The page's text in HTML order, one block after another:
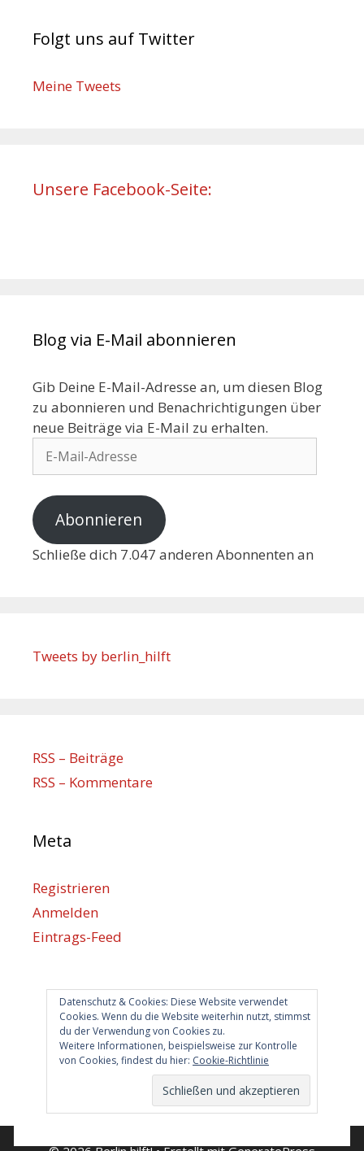
Folgt uns auf Twitter
Meine Tweets
Unsere Facebook-Seite:
Blog via E-Mail abonnieren
Gib Deine E-Mail-Adresse an, um diesen Blog
zu abonnieren und Benachrichtigungen über
neue Beiträge via E-Mail zu erhalten.
Abonnieren
Schließe dich 7.047 anderen Abonnenten an
Datenschutz & Cookies: Diese Website verwendet
Cookies. Wenn du die Website weiterhin nutzt, stimmst
du der Verwendung von Cookies zu.
Weitere Informationen, beispielsweise zur Kontrolle
von Cookies, findest du hier: Cookie-Richtlinie
Tweets by berlin_hilft
RSS – Beiträge
RSS – Kommentare
Meta
Registrieren
Anmelden
Eintrags-Feed
WordPress.org
Berlin hilft
info@berlin-hilft.com